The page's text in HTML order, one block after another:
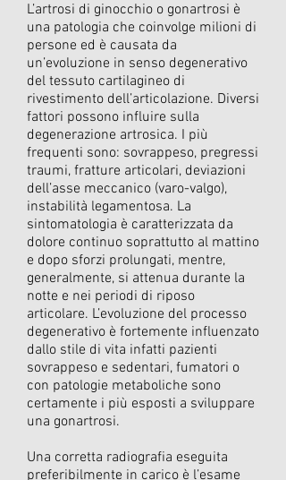
L’artrosi di ginocchio o gonartrosi è
una patologia che coinvolge milioni di
persone ed è causata da
un’evoluzione in senso degenerativo
del tessuto cartilagineo di
rivestimento dell’articolazione. Diversi
fattori possono influire sulla
degenerazione artrosica. I più
frequenti sono: sovrappeso, pregressi
traumi, fratture articolari, deviazioni
dell’asse meccanico (varo-valgo),
instabilità legamentosa. La
sintomatologia è caratterizzata da
dolore continuo soprattutto al mattino
e dopo sforzi prolungati, mentre,
generalmente, si attenua durante la
notte e nei periodi di riposo
articolare. L’evoluzione del processo
degenerativo è fortemente influenzato
dallo stile di vita infatti pazienti
sovrappeso e sedentari, fumatori o
con patologie metaboliche sono
certamente i più esposti a sviluppare
una gonartrosi.
Una corretta radiografia eseguita
preferibilmente in carico è l’esame